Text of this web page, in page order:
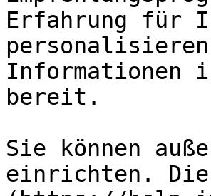
Erfahrung für
Informationen
bereit.
Sie können
einrichten.